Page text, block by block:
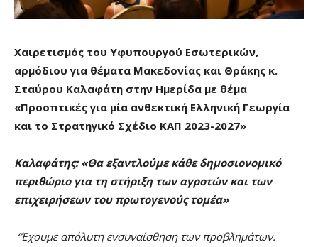
Χαιρετισμός του Υφυπουργού Εσωτερικών,
αρμόδιου για θέματα Μακεδονίας και Θράκης κ.
Σταύρου Καλαφάτη στην Ημερίδα με θέμα
«Προοπτικές για μία ανθεκτική Ελληνική Γεωργία
και το Στρατηγικό Σχέδιο ΚΑΠ 2023-2027»
Καλαφάτης: «Θα εξαντλούμε κάθε δημοσιονομικό
περιθώριο για τη στήριξη των αγροτών και των
επιχειρήσεων του πρωτογενούς τομέα»
“Έχουμε απόλυτη ενσυναίσθηση των προβλημάτων.